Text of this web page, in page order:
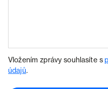
Vložením zprávy souhlasíte s
údajů.